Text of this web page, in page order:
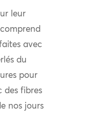
leur
avec
du
pour
des fibres
nos jours